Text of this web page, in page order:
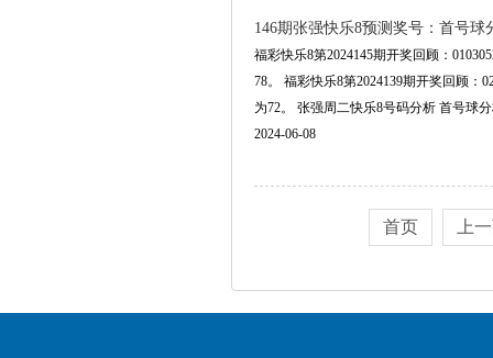
146期张强快乐8预测奖号：首号球
福彩快乐8第2024145期开奖回顾：
78。 福彩快乐8第2024139期开奖回顾：
为72。 张强周二快乐8号码分析 首号球
2024-06-08
首页 上